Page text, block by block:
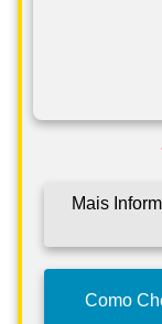
Mais
Como